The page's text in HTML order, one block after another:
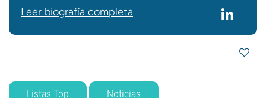
Leer biografía completa
Listas Top Noticias